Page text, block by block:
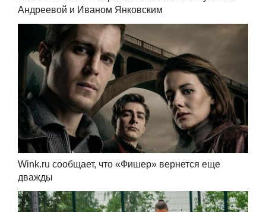
Андреевой и Иваном Янковским
Wink.ru сообщает, что «Фишер» вернется еще
дважды